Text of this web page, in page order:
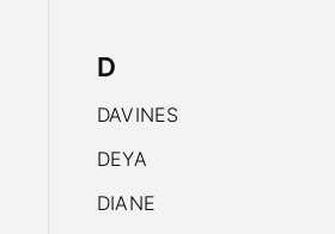
D
DAVINES
DEYA
DIANE